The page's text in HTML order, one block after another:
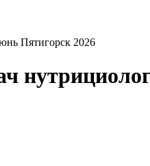
Пятигорск 2026